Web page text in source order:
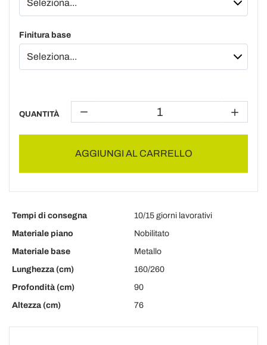
Finitura base
QUANTITÀ
AGGIUNGI AL CARRELLO
Tempi di consegna
10/15 giorni lavorativi
Materiale piano
Nobilitato
Materiale base
Metallo
Lunghezza (cm)
160/260
Profondità (cm)
90
Altezza (cm)
76